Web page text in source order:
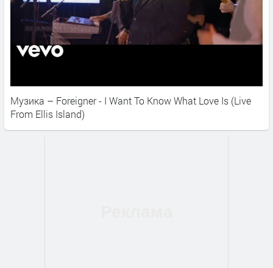
Музика – Foreigner - I Want To Know What Love Is (Live
From Ellis Island)